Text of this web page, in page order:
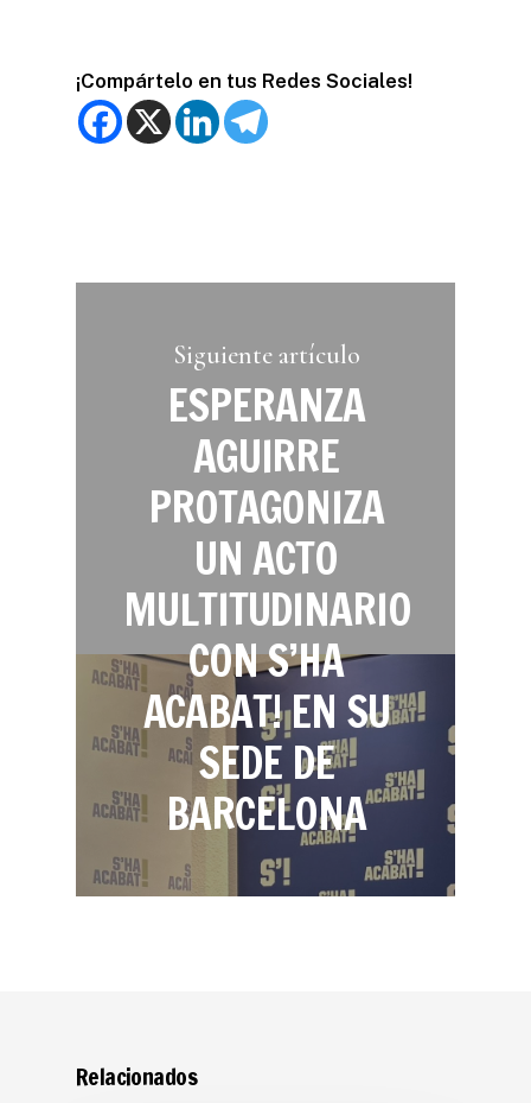
¡Compártelo en tus Redes Sociales!
Siguiente artículo
ESPERANZA
AGUIRRE
PROTAGONIZA
UN ACTO
MULTITUDINARIO
CON S’HA
ACABAT! EN SU
SEDE DE
BARCELONA
Relacionados